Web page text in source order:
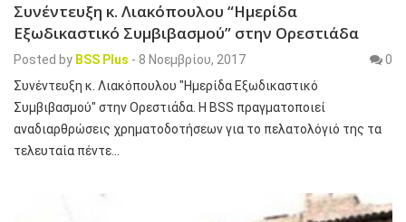
Συνέντευξη κ. Λιακόπουλου “Ημερίδα
Εξωδικαστικό Συμβιβασμού” στην Ορεστιάδα
Posted by BSS Plus - 8 Νοεμβρίου, 2017
0
Συνέντευξη κ. Λιακόπουλου "Ημερίδα Εξωδικαστικό
Συμβιβασμού" στην Ορεστιάδα. Η BSS πραγματοποιεί
αναδιαρθρώσεις χρηματοδοτήσεων για το πελατολόγιό της τα
τελευταία πέντε…